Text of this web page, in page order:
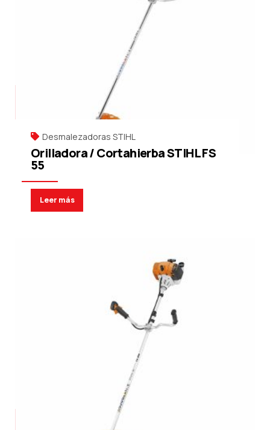
Desmalezadoras STIHL
Orilladora / Cortahierba STIHL FS
55
Leer más